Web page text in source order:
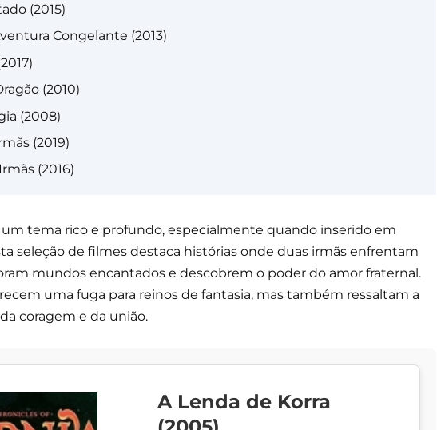
(2015)
Congelante (2013)
(2010)
(2008)
(2019)
(2016)
um tema rico e profundo, especialmente quando inserido em
seleção de filmes destaca histórias onde duas irmãs enfrentam
mundos encantados e descobrem o poder do amor fraternal.
uma fuga para reinos de fantasia, mas também ressaltam a
coragem e da união.
A Lenda de Korra